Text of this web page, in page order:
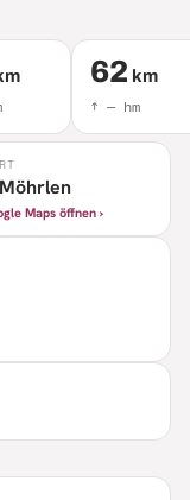
Maps öffnen ›
62 km
↑ —hm